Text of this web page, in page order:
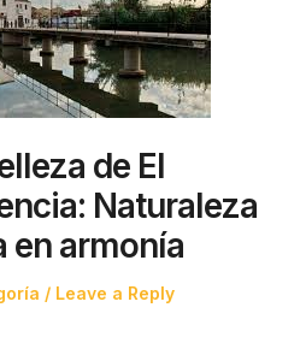
de El
Naturaleza
en armonía
Leave a Reply